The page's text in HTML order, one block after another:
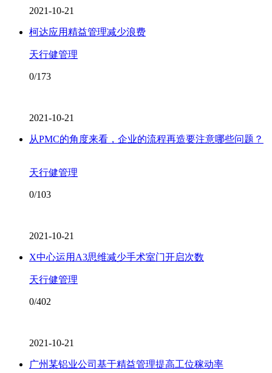
2021-10-21
柯达应用精益管理减少浪费
天行健管理
0/173
2021-10-21
从PMC的角度来看，企业的流程再造要注意哪些问题？
天行健管理
0/103
2021-10-21
X中心运用A3思维减少手术室门开启次数
天行健管理
0/402
2021-10-21
广州某铝业公司基于精益管理​提高工位稼动率